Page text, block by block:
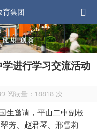
育集团
进行学习交流活动
阅读量： 18818 次
生邀请，平山二中副校
芳、赵君琴、邢雪莉